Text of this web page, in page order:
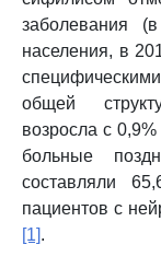
заболевания
населения, в
общей
возросла с
больные
составляли
пациентов с
[1].